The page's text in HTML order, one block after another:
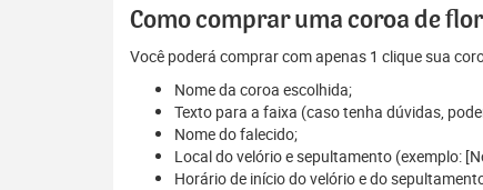
Como comprar uma coroa de
Você poderá comprar com apenas 1 clique sua
Nome da coroa escolhida;
Texto para a faixa (caso tenha dúvidas,
Nome do falecido;
Local do velório e sepultamento (exemplo:
Horário de início do velório e do